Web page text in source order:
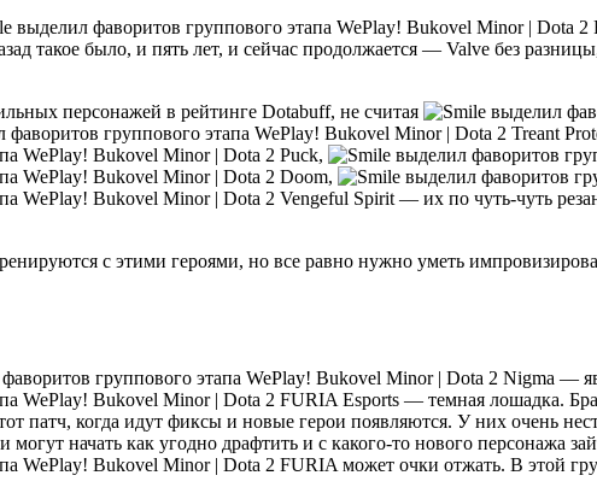
такое было, и пять лет, и сейчас продолжается — Valve без
персонажей в рейтинге Dotabuff, не считая
Treant
Puck,
Doom,
Vengeful Spirit — их по чуть-чуть
с этими героями, но все равно нужно уметь
Nigma —
FURIA Esports — темная лошадка.
патч, когда идут фиксы и новые герои появляются. У них очень
начать как угодно драфтить и с какого-то нового персонажа
FURIA может очки отжать. В этой